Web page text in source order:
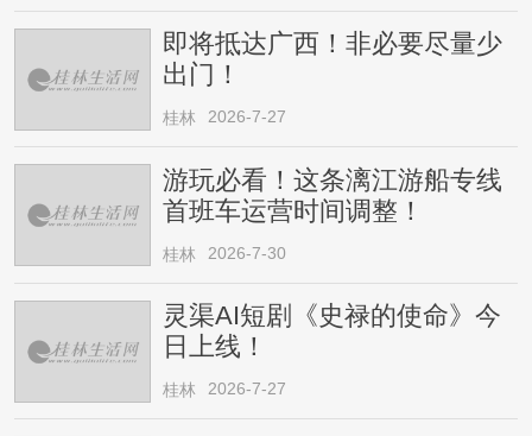
即将抵达广西！非必要尽量少
出门！
桂林 2026-7-27
游玩必看！这条漓江游船专线
首班车运营时间调整！
桂林 2026-7-30
灵渠AI短剧《史禄的使命》今
日上线！
桂林 2026-7-27